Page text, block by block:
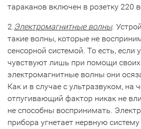
тараканов включен в розетку 220
2.Электромагнитные волны.
такие волны, которые не
сенсорной системой. То есть, если
чувствуют лишь при помощи
электромагнитные волны они
Как и в случае с ультразвуком, на
отпугивающий фактор никак не
не способны воспринимать.
прибора угнетает нервную